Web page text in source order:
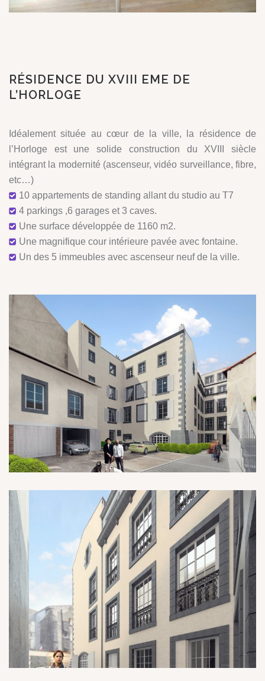
RÉSIDENCE DU XVIII EME DE
L’HORLOGE
Idéalement située au cœur de la ville, la résidence de
l’Horloge est une solide construction du XVIII siècle
intégrant la modernité (ascenseur, vidéo surveillance, fibre,
etc…)
10 appartements de standing allant du studio au T7
4 parkings ,6 garages et 3 caves.
Une surface développée de 1160 m2.
Une magnifique cour intérieure pavée avec fontaine.
Un des 5 immeubles avec ascenseur neuf de la ville.